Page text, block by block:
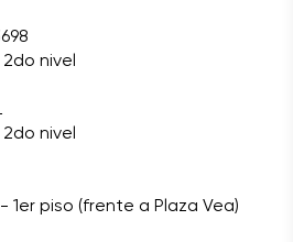
2do nivel
2do nivel
1er piso (frente a Plaza Vea)